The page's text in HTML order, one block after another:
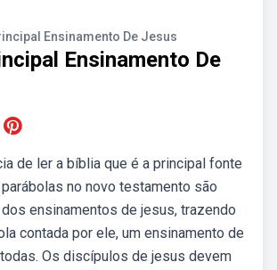
Ensinamento De Jesus
Ensinamento De
de ler a bíblia que é a principal fonte
no novo testamento são
ensinamentos de jesus, trazendo
contada por ele, um ensinamento de
Os discípulos de jesus devem